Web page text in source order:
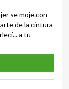
se moje.con
de la cintura
a tu